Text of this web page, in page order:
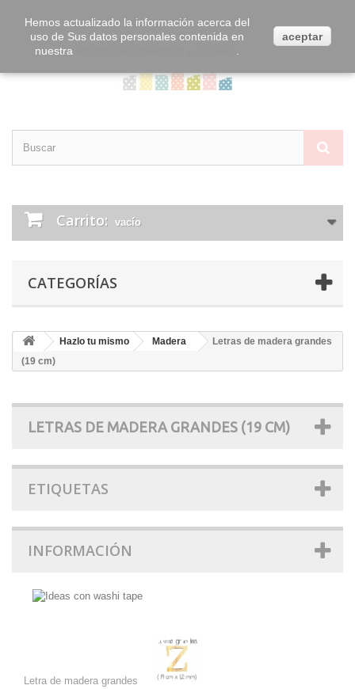
Carrito: vacío
CATEGORÍAS
Hazlo tu mismo Madera
Letras de madera grandes
(19 cm)
LETRAS DE MADERA GRANDES (19 CM)
ETIQUETAS
INFORMACIÓN
Letras de madera grandes (19
Letra de madera grandes
Hemos actualizado la información acerca del
uso de Sus datos personales contenida en
nuestra
aceptar